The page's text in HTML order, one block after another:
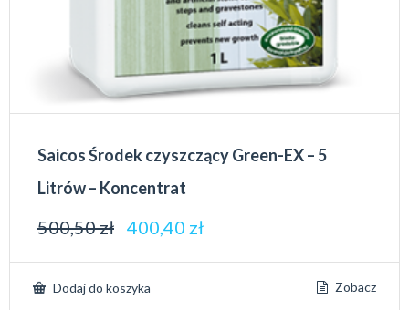
Saicos Środek czyszczący Green-EX – 5
Litrów – Koncentrat
500,50zł 400,40 zł
Dodaj do koszyka Zobacz